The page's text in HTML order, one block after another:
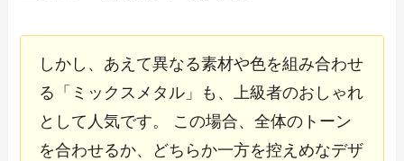
しかし、あえて異なる素材や色を組み合わせ
る「ミックスメタル」も、上級者のおしゃれ
として人気です。 この場合、全体のトーン
を合わせるか、どちらか一方を控えめなデザ